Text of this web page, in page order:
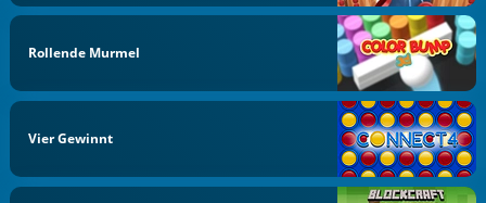
Rollende Murmel
Vier Gewinnt